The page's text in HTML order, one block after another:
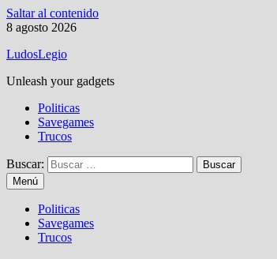
Saltar al contenido
8 agosto 2026
LudosLegio
Unleash your gadgets
Politicas
Savegames
Trucos
Buscar:
Menú
Politicas
Savegames
Trucos